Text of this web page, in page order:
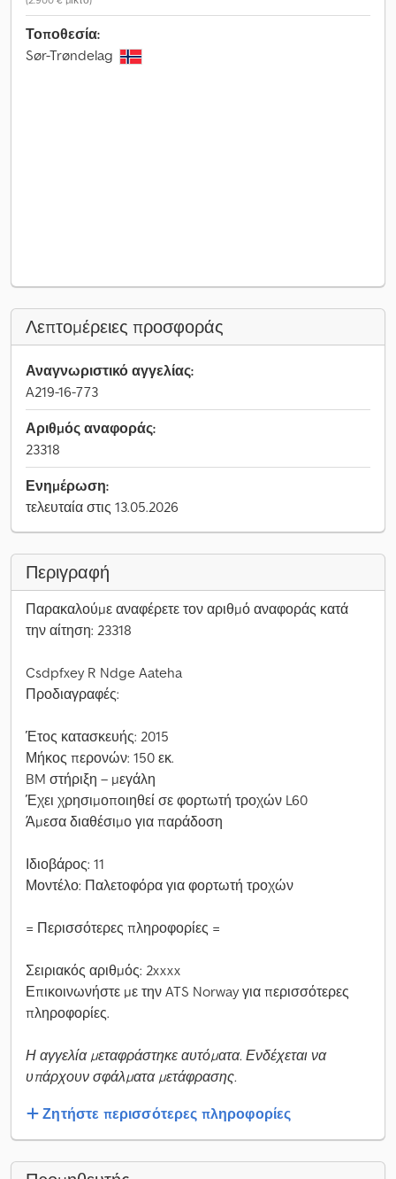
Τοποθεσία:
Sør-Trøndelag
Λεπτομέρειες προσφοράς
Αναγνωριστικό αγγελίας:
A219-16-773
Αριθμός αναφοράς:
23318
Ενημέρωση:
τελευταία στις 13.05.2026
Περιγραφή
Παρακαλούμε αναφέρετε τον αριθμό αναφοράς κατά
την αίτηση: 23318
Csdpfxey R Ndge Aateha
Προδιαγραφές:
Έτος κατασκευής: 2015
Μήκος περονών: 150 εκ.
BM στήριξη – μεγάλη
Έχει χρησιμοποιηθεί σε φορτωτή τροχών L60
Άμεσα διαθέσιμο για παράδοση
Ιδιοβάρος: 11
Μοντέλο: Παλετοφόρα για φορτωτή τροχών
= Περισσότερες πληροφορίες =
Σειριακός αριθμός: 2xxxx
Επικοινωνήστε με την ATS Norway για περισσότερες
πληροφορίες.
Η αγγελία μεταφράστηκε αυτόματα. Ενδέχεται να
υπάρχουν σφάλματα μετάφρασης.
Ζητήστε περισσότερες πληροφορίες